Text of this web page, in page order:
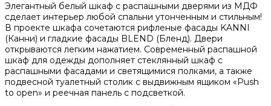
Элегантный белый шкаф с распашными дверями из МДФ
сделает интерьер любой спальни утонченным и стильным!
В проекте шкафа сочетаются рифленые фасады KANNI
(Канни) и гладкие фасады BLEND (Бленд). Двери
открываются легким нажатием. Современный распашной
шкаф для одежды дополняет стеклянный шкаф с
распашными фасадами и светящимися полками, а также
подвесной туалетный столик с выдвижным ящиком «Push
to open» и реечная панель с подсветкой.